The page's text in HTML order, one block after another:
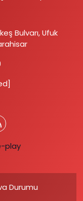
Bulvarı, Ufuk
Durumu